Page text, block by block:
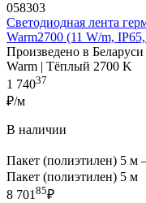
058303
Светодиодная лента
Warm2700 (11 W/m,
Произведено в Беларуси
Warm | Тёплый 2700 K
1 74037
₽/м
В наличии
Пакет (полиэтилен) 5 м
Пакет (полиэтилен) 5 м
8 701 85₽